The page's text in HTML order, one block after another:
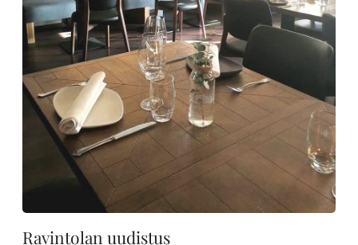
Ravintolan uudistus